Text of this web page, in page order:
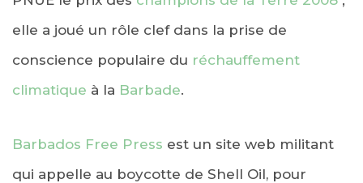
elle a joué un rôle clef dans la prise de
conscience populaire du réchauffement
climatique à la Barbade.
Barbados Free Press est un site web militant
qui appelle au boycotte de Shell Oil, pour